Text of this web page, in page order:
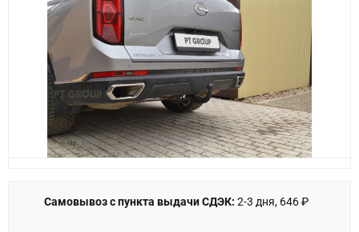
Самовывоз с пункта выдачи СДЭК: 2-3 дня, 646 ₽